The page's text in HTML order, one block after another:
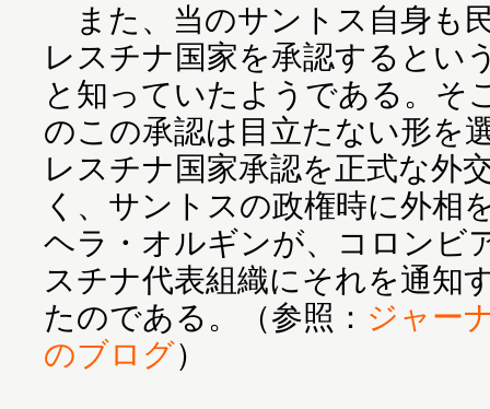
また、当のサントス自身も
レスチナ国家を承認するとい
と知っていたようである。そ
のこの承認は目立たない形を
レスチナ国家承認を正式な外
く、サントスの政権時に外相
ヘラ・オルギンが、コロンビ
スチナ代表組織にそれを通知
たのである。（参照： ジャー
のブログ）